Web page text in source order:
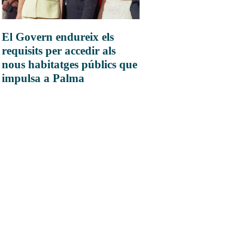
El Govern endureix els
requisits per accedir als
nous habitatges públics que
impulsa a Palma